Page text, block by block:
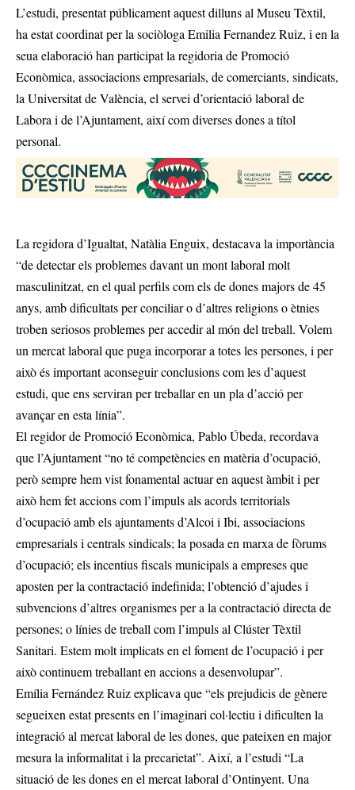
L’estudi, presentat públicament aquest dilluns al Museu Tèxtil,
ha estat coordinat per la sociòloga Emilia Fernandez Ruiz, i en la
seua elaboració han participat la regidoria de Promoció
Econòmica, associacions empresarials, de comerciants, sindicats,
la Universitat de València, el servei d’orientació laboral de
Labora i de l’Ajuntament, així com diverses dones a títol
personal.
La regidora d’Igualtat, Natàlia Enguix, destacava la importància
“de detectar els problemes davant un mont laboral molt
masculinitzat, en el qual perfils com els de dones majors de 45
anys, amb dificultats per conciliar o d’altres religions o ètnies
troben seriosos problemes per accedir al món del treball. Volem
un mercat laboral que puga incorporar a totes les persones, i per
això és important aconseguir conclusions com les d’aquest
estudi, que ens serviran per treballar en un pla d’acció per
avançar en esta línia”.
El regidor de Promoció Econòmica, Pablo Úbeda, recordava
que l’Ajuntament “no té competències en matèria d’ocupació,
però sempre hem vist fonamental actuar en aquest àmbit i per
això hem fet accions com l’impuls als acords territorials
d’ocupació amb els ajuntaments d’Alcoi i Ibi, associacions
empresarials i centrals sindicals; la posada en marxa de fòrums
d’ocupació; els incentius fiscals municipals a empreses que
aposten per la contractació indefinida; l’obtenció d’ajudes i
subvencions d’altres organismes per a la contractació directa de
persones; o línies de treball com l’impuls al Clúster Tèxtil
Sanitari. Estem molt implicats en el foment de l’ocupació i per
això continuem treballant en accions a desenvolupar”.
Emília Fernández Ruiz explicava que “els prejudicis de gènere
segueixen estat presents en l’imaginari col·lectiu i dificulten la
integració al mercat laboral de les dones, que pateixen en major
mesura la informalitat i la precarietat”. Així, a l’estudi “La
situació de les dones en el mercat laboral d’Ontinyent. Una